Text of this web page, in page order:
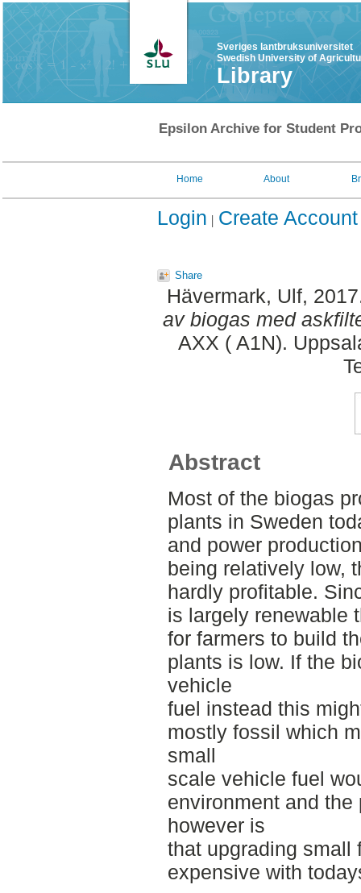
Sveriges lantbruksuniversitet
Swedish University of
Library
Epsilon Archive for Student
Home About
Login Create Account
Share
Hävermark, Ulf,
av biogas med
AXX ( A1N).
Abstract
Most of the biogas
plants in Sweden
and power
being relatively low,
hardly profitable.
is largely renewable
for farmers to build
plants is low. If the
vehicle
fuel instead this
mostly fossil which
small
scale vehicle fuel
environment and
however is
that upgrading small
expensive with